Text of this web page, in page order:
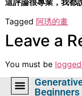
這評論很專業，我都
Tagged 阿琇的畫
Leave a
You must be
Beginners